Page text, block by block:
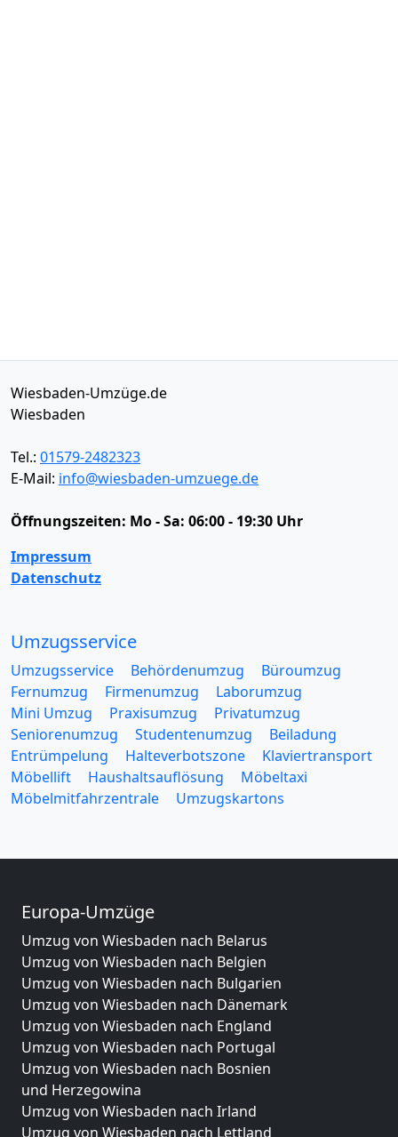
Wiesbaden-Umzüge.de
Wiesbaden
Tel.: 01579-2482323
E-Mail: info@wiesbaden-umzuege.de
Öffnungszeiten: Mo - Sa: 06:00 - 19:30 Uhr
Impressum
Datenschutz
Umzugsservice
Umzugsservice Behördenumzug
Büroumzug
Fernumzug
Firmenumzug
Laborumzug
Mini Umzug
Praxisumzug
Privatumzug
Seniorenumzug
Studentenumzug
Beiladung
Entrümpelung
Halteverbotszone
Klaviertransport
Möbellift
Haushaltsauflösung
Möbeltaxi
Möbelmitfahrzentrale
Umzugskartons
Europa-Umzüge
Umzug von Wiesbaden nach Belarus
Umzug von Wiesbaden nach Belgien
Umzug von Wiesbaden nach Bulgarien
Umzug von Wiesbaden nach Dänemark
Umzug von Wiesbaden nach England
Umzug von Wiesbaden nach Portugal
Umzug von Wiesbaden nach Bosnien
und Herzegowina
Umzug von Wiesbaden nach Irland
Umzug von Wiesbaden nach Lettland